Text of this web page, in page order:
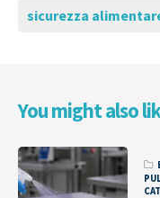
sicurezza
You might also